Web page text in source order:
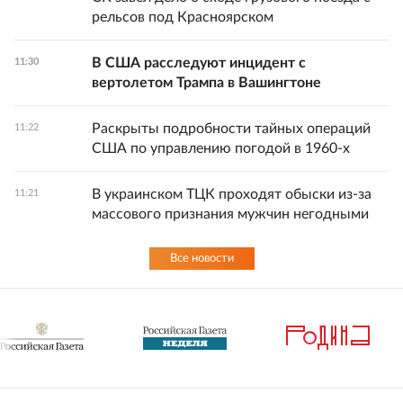
рельсов под Красноярском
11:30
В США расследуют инцидент с
вертолетом Трампа в Вашингтоне
11:22
Раскрыты подробности тайных операций
США по управлению погодой в 1960-х
11:21
В украинском ТЦК проходят обыски из-за
массового признания мужчин негодными
Все новости